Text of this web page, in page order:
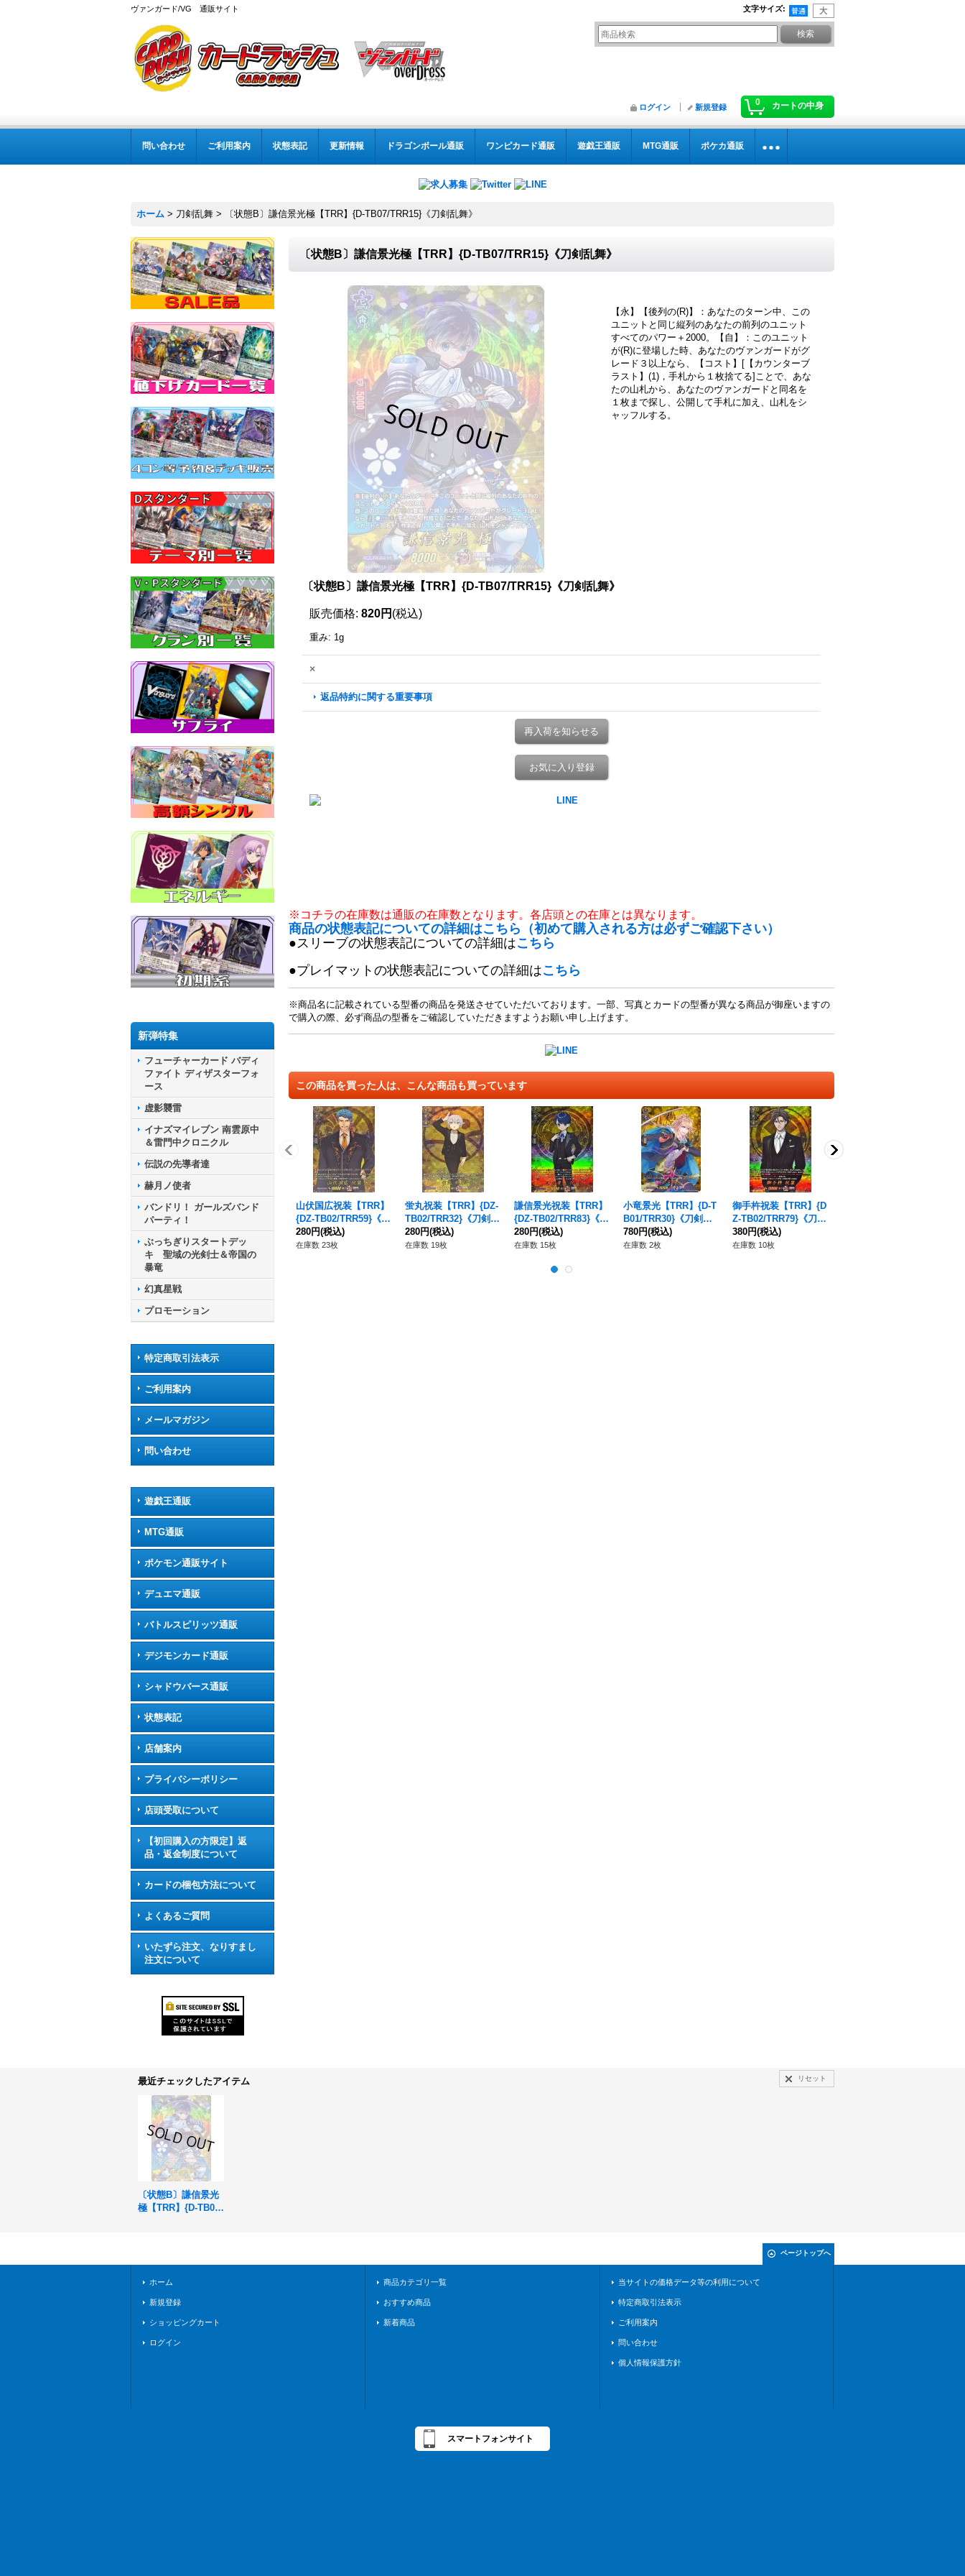
ヴァンガード/VG 通販サイト 文字サイズ:
0 カートの中身
ログイン 新規登録
問い合わせ ご利用案内 状態表記 更新情報 ドラゴンボール通販 ワンピカード通販 遊戯王通販 MTG通販 ポケカ通販
ホーム > 刀剣乱舞 > 〔状態B〕謙信景光極【TRR】{D-TB07/TRR15}《刀剣乱舞》
新弾特集
フューチャーカード バディ
ファイト ディザスターフォ
ース
虚影襲雷
イナズマイレブン 南雲原中
＆雷門中クロニクル
伝説の先導者達
赫月ノ使者
バンドリ！ ガールズバンド
パーティ！
ぶっちぎりスタートデッ
キ 聖域の光剣士＆帝国の
暴竜
幻真星戦
プロモーション
特定商取引法表示
ご利用案内
メールマガジン
問い合わせ
遊戯王通販
MTG通販
ポケモン通販サイト
デュエマ通販
バトルスピリッツ通販
デジモンカード通販
シャドウバース通販
状態表記
店舗案内
プライバシーポリシー
店頭受取について
【初回購入の方限定】返
品・返金制度について
カードの梱包方法について
よくあるご質問
いたずら注文、なりすまし
注文について
〔状態B〕謙信景光極【TRR】{D-TB07/TRR15}《刀剣乱舞》
【永】【後列の(R)】：あなたのターン中、この
ユニットと同じ縦列のあなたの前列のユニット
すべてのパワー＋2000。【自】：このユニット
が(R)に登場した時、あなたのヴァンガードがグ
レード３以上なら、【コスト】[【カウンターブ
ラスト】(1)，手札から１枚捨てる]ことで、あな
たの山札から、あなたのヴァンガードと同名を
１枚まで探し、公開して手札に加え、山札をシ
ャッフルする。
〔状態B〕謙信景光極【TRR】{D-TB07/TRR15}《刀剣乱舞》
販売価格: 820円 (税込)
重み: 1g
×
返品特約に関する重要事項
再入荷を知らせる
お気に入り登録
※コチラの在庫数は通販の在庫数となります。各店頭との在庫とは異なります。
商品の状態表記についての詳細はこちら（初めて購入される方は必ずご確認下さい）
●スリーブの状態表記についての詳細はこちら
●プレイマットの状態表記についての詳細はこちら
※商品名に記載されている型番の商品を発送させていただいております。一部、写真とカードの型番が異なる商品が御座いますの
で購入の際、必ず商品の型番をご確認していただきますようお願い申し上げます。
この商品を買った人は、こんな商品も買っています
山伏国広祝装【TRR】
{DZ-TB02/TRR59}《刀
剣乱舞》
280円(税込)
在庫数 23枚
蛍丸祝装【TRR】{DZ-
TB02/TRR32}《刀剣乱
舞》
280円(税込)
在庫数 19枚
謙信景光祝装【TRR】
{DZ-TB02/TRR83}《刀
剣乱舞》
280円(税込)
在庫数 15枚
小竜景光【TRR】{D-T
B01/TRR30}《刀剣乱
舞》
780円(税込)
在庫数 2枚
御手杵祝装【TRR】{D
Z-TB02/TRR79}《刀剣
乱舞》
380円(税込)
在庫数 10枚
最近チェックしたアイテム リセット
〔状態B〕謙信景光
極【TRR】{D-TB07/
ページトップへ
ホーム
新規登録
ショッピングカート
ログイン
商品カテゴリ一覧
おすすめ商品
新着商品
当サイトの価格データ等の利用について
特定商取引法表示
ご利用案内
問い合わせ
個人情報保護方針
スマートフォンサイト